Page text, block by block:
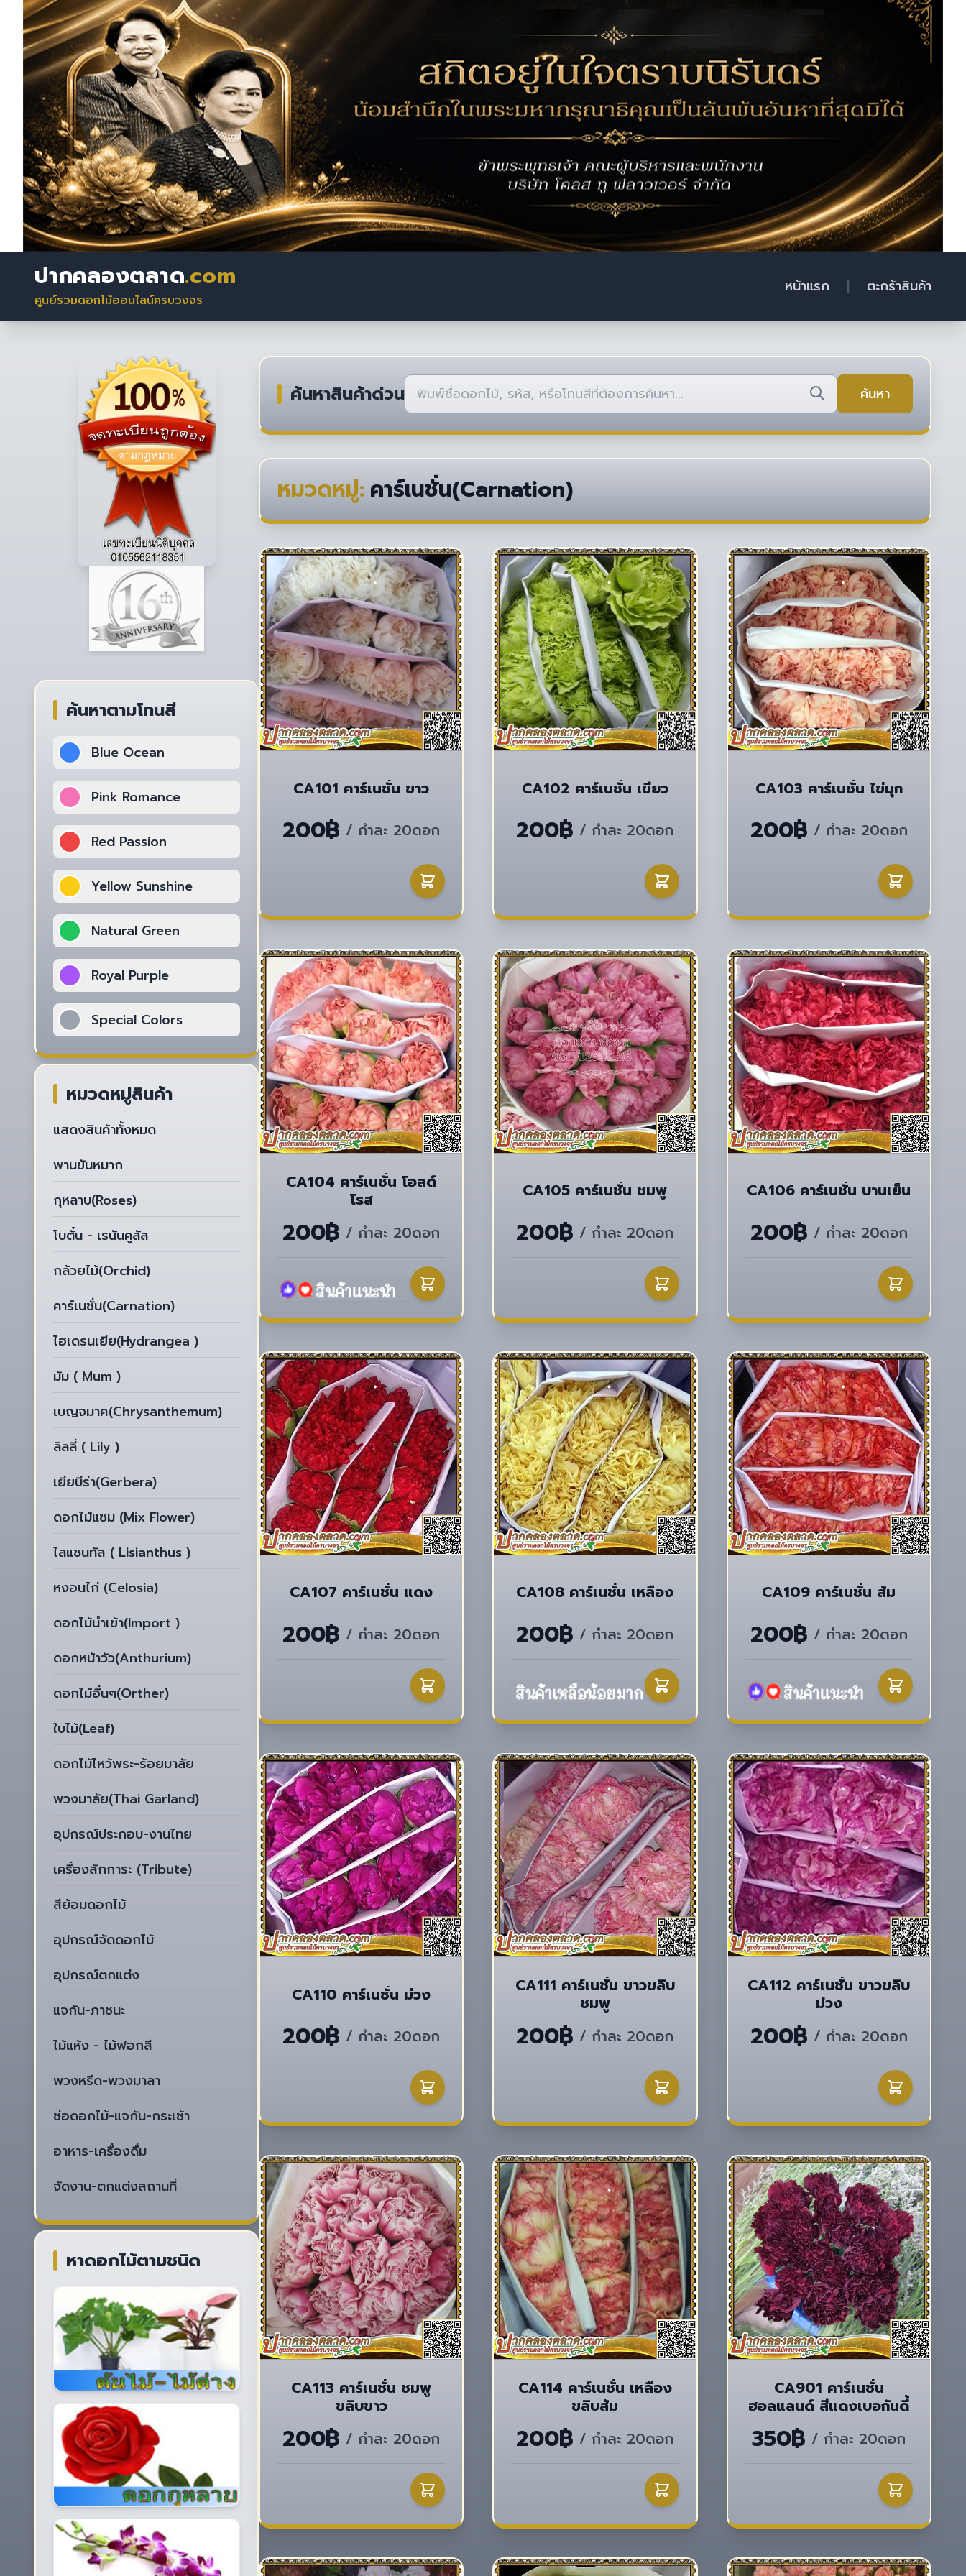
ปากคลองตลาด.com
ศูนย์รวมดอกไม้ออนไลน์ครบวงจร
หน้าแรก | ตะกร้าสินค้า
ค้นหาตามโทนสี
Blue Ocean
Pink Romance
Red Passion
Yellow Sunshine
Natural Green
Royal Purple
Special Colors
หมวดหมู่สินค้า
แสดงสินค้าทั้งหมด
พานขันหมาก
กุหลาบ(Roses)
โบตั๋น - เรนันคูลัส
กล้วยไม้(Orchid)
คาร์เนชั่น(Carnation)
ไฮเดรนเยีย(Hydrangea )
มัม ( Mum )
เบญจมาศ(Chrysanthemum)
ลิลลี่ ( Lily )
เยียบีร่า(Gerbera)
ดอกไม้แซม (Mix Flower)
ไลแซนทัส ( Lisianthus )
หงอนไก่ (Celosia)
ดอกไม้นำเข้า(Import )
ดอกหน้าวัว(Anthurium)
ดอกไม้อื่นๆ(Orther)
ใบไม้(Leaf)
ดอกไม้ไหว้พระ-ร้อยมาลัย
พวงมาลัย(Thai Garland)
อุปกรณ์ประกอบ-งานไทย
เครื่องสักการะ (Tribute)
สีย้อมดอกไม้
อุปกรณ์จัดดอกไม้
อุปกรณ์ตกแต่ง
แจกัน-ภาชนะ
ไม้แห้ง - ไม้ฟอกสี
พวงหรีด-พวงมาลา
ช่อดอกไม้-แจกัน-กระเช้า
อาหาร-เครื่องดื่ม
จัดงาน-ตกแต่งสถานที่
หาดอกไม้ตามชนิด
ค้นหาสินค้าด่วน ค้นหา
หมวดหมู่:คาร์เนชั่น(Carnation)
CA101 คาร์เนชั่น ขาว
200฿ / กำละ 20ดอก
CA102 คาร์เนชั่น เขียว
200฿ / กำละ 20ดอก
CA103 คาร์เนชั่น ไข่มุก
200฿ / กำละ 20ดอก
CA104 คาร์เนชั่น โอลด์
โรส
200฿ / กำละ 20ดอก
CA105 คาร์เนชั่น ชมพู
200฿ / กำละ 20ดอก
CA106 คาร์เนชั่น บานเย็น
200฿ / กำละ 20ดอก
CA107 คาร์เนชั่น แดง
200฿ / กำละ 20ดอก
CA108 คาร์เนชั่น เหลือง
200฿ / กำละ 20ดอก
CA109 คาร์เนชั่น ส้ม
200฿ / กำละ 20ดอก
CA110 คาร์เนชั่น ม่วง
200฿ / กำละ 20ดอก
CA111 คาร์เนชั่น ขาวขลิบ
ชมพู
200฿ / กำละ 20ดอก
CA112 คาร์เนชั่น ขาวขลิบ
ม่วง
200฿ / กำละ 20ดอก
CA113 คาร์เนชั่น ชมพู
ขลิบขาว
200฿ / กำละ 20ดอก
CA114 คาร์เนชั่น เหลือง
ขลิบส้ม
200฿ / กำละ 20ดอก
CA901 คาร์เนชั่น
ฮอลแลนด์ สีแดงเบอกันดี้
350฿ / กำละ 20ดอก